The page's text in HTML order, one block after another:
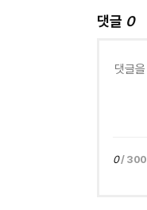
댓글 0
0/ 300